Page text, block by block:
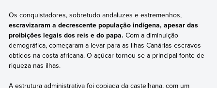
Os conquistadores, sobretudo andaluzes e estremenhos,
escravizaram a decrescente população indígena, apesar das
proibições legais dos reis e do papa. Com a diminuição
demográfica, começaram a levar para as ilhas Canárias escravos
obtidos na costa africana. O açúcar tornou-se a principal fonte de
riqueza nas ilhas.
A estrutura administrativa foi copiada da castelhana, com um